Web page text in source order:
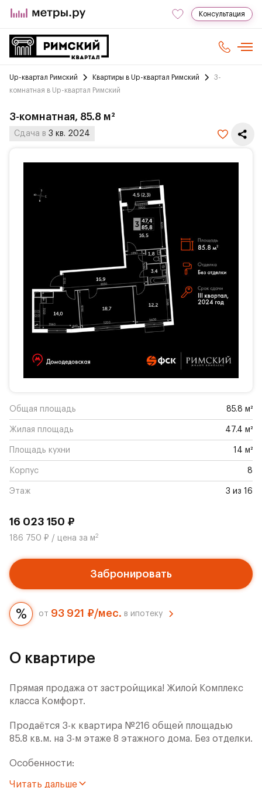
Консультация
Up-квартал Римский Квартиры в Up-квартал Римский
3-
комнатная в Up-квартал Римский
3-комнатная, 85.8 м²
Сдача в 3 кв. 2024
Общая площадь 85.8 м²
Жилая площадь 47.4 м²
Площадь кухни 14 м²
Корпус 8
Этаж 3 из 16
16 023 150 ₽
186 750 ₽ / цена за м2
Забронировать
от 93 921 ₽/мес. в ипотеку
О квартире
Прямая продажа от застройщика! Жилой Комплекс
класса Комфорт.
Продаётся 3-к квартира №216 общей площадью
85.8 кв.м. на 3-м этаже 8 этажного дома. Без отделки.
Особенности:
Читать дальше